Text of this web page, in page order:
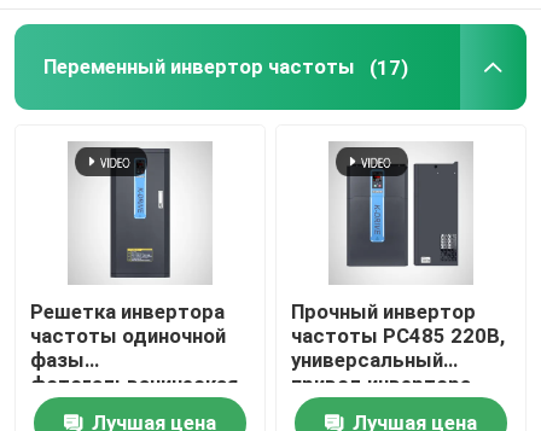
Переменный инвертор частоты (17)
Решетка инвертора
частоты одиночной
фазы
фотогальваническая
переменная
Лучшая цена
Прочный инвертор
частоты РС485 220В,
универсальный
привод инвертора
мотора АК
Лучшая цена